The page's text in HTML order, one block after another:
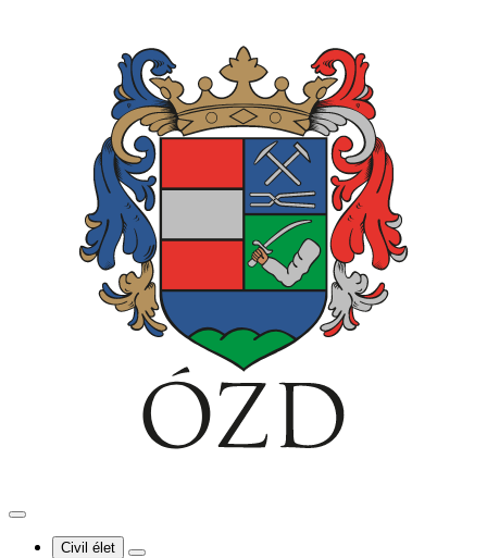
Civil élet